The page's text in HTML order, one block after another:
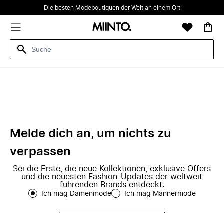
Die besten Modeboutiquen der Welt an einem Ort
Melde dich an, um nichts zu
verpassen
Sei die Erste, die neue Kollektionen, exklusive Offers
und die neuesten Fashion-Updates der weltweit
führenden Brands entdeckt.
Ich mag Damenmode Ich mag Männermode